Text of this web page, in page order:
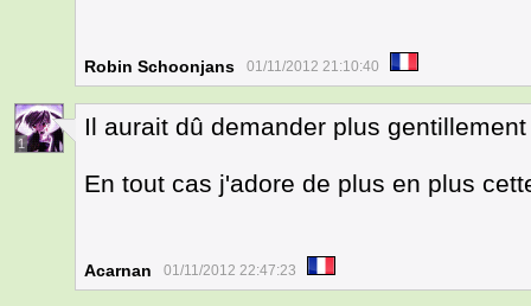
Robin Schoonjans 01/11/2012 21:10:40
1
Il aurait dû demander plus
En tout cas j'adore de plus en plus
Acarnan 01/11/2012 22:47:23